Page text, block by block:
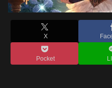
X
Pocket